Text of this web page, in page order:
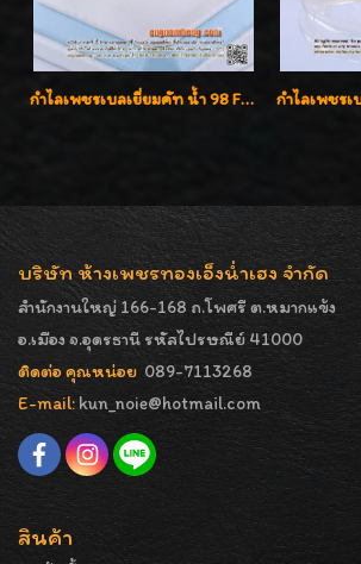
กำไลเพชรเบลเยี่ยมคัท น้ำ 98 F-Color/VVS เพชร 22 เม็ด น้ำหนักเพชรรวม 1.97 กะรัต ตัวเรือนตัน หนาแข็งแรง เพชรสวย ขาวจั๊ว ทุกเม็ด เล่นไฟ่วิ้งสุดๆค่ะ เปิดราคาโปรโมชั่น ถูกสุดๆค่ะ
บริษัท ห้างเพชรทองเอ็งน่ำเฮง จำกัด
สำนักงานใหญ่ 166-168 ถ.โพศรี ต.หมากแข้ง
อ.เมือง จ.อุดรธานี รหัสไปรษณีย์ 41000
ติดต่อ คุณหน่อย 089-7113268
E-mail: kun_noie@hotmail.com
สินค้า